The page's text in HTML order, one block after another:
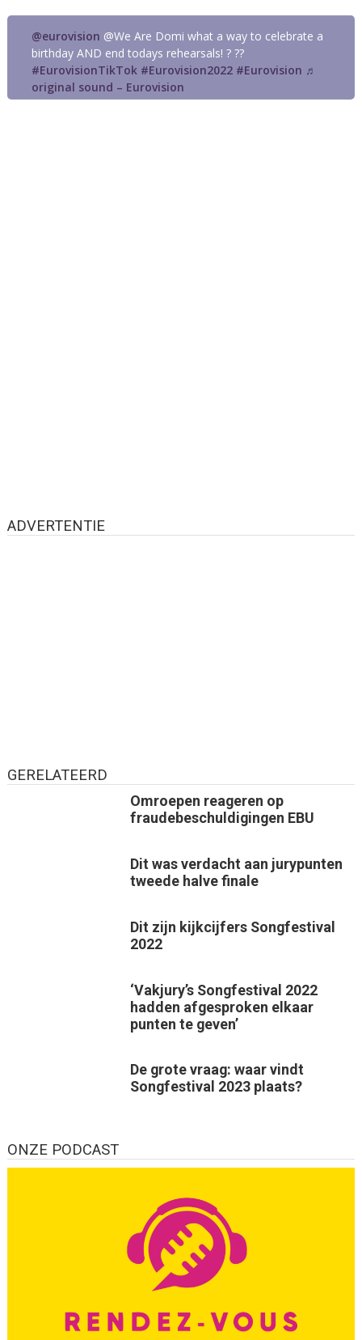
@eurovision @We Are Domi what a way to celebrate a
birthday AND end todays rehearsals! ? ??
#EurovisionTikTok #Eurovision2022 #Eurovision ♬
original sound – Eurovision
ADVERTENTIE
GERELATEERD
Omroepen reageren op
fraudebeschuldigingen EBU
Dit was verdacht aan jurypunten
tweede halve finale
Dit zijn kijkcijfers Songfestival
2022
‘Vakjury’s Songfestival 2022
hadden afgesproken elkaar
punten te geven’
De grote vraag: waar vindt
Songfestival 2023 plaats?
ONZE PODCAST